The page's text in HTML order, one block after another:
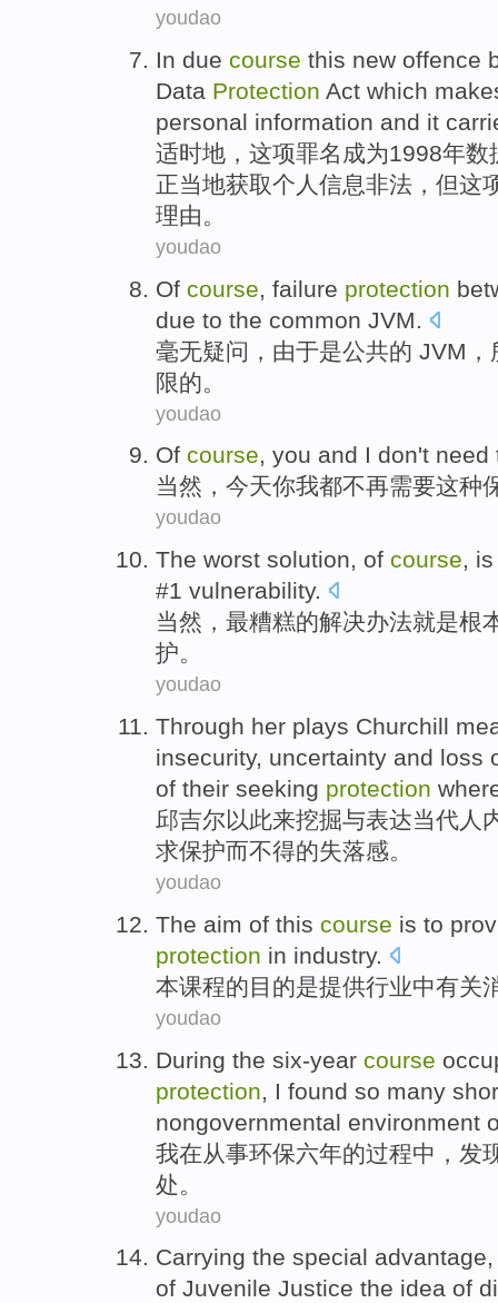
youdao
In due course this new offence
Data Protection Act which
personal information and it
适时地，这项罪名 成为1998年数
正当地获取个人 信息非法 ，但这
理由。
youdao
Of course failure protection
due to the common JVM
毫无疑问， 由于是公共的 JVM，
限的。
youdao
Of course, you and I don't need
当然 ， 今天你我都不再需要这种
youdao
The worst solution, of course, is
#1 vulnerability.
当然 ， 最糟糕的解决办法就是根
护。
youdao
Through her plays Churchill
insecurity, uncertainty and loss
of their seeking protection
邱吉尔以此来挖掘与表达当代人
求保护而不得的失落感。
youdao
The aim of this course is to
protection in industry.
本课程的目的是提供行业中有关
youdao
During the six-year course
protection
I found so many
nongovernmental environment
我在从事环保六年的过程中 ， 发
处 。
youdao
Carrying the special advantage
of Juvenile Justice the idea of